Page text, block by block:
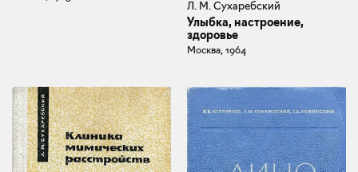
Л. М. Сухаребский
Улыбка, настроение,
здоровье
Москва, 1964